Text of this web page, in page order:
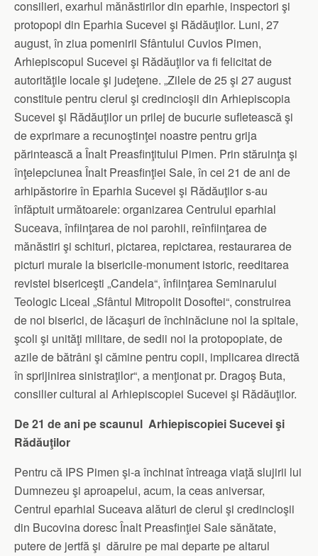
consilieri, exarhul mănăstirilor din eparhie, inspectori şi
protopopi din Eparhia Sucevei şi Rădăuţilor. Luni, 27
august, în ziua pomenirii Sfântului Cuvios Pimen,
Arhiepiscopul Sucevei şi Rădăuţilor va fi felicitat de
autorităţile locale şi judeţene. „Zilele de 25 şi 27 august
constituie pentru clerul şi credincioşii din Arhiepiscopia
Sucevei şi Rădăuţilor un prilej de bucurie sufletească şi
de exprimare a recunoştinţei noastre pentru grija
părintească a Înalt Preasfinţitului Pimen. Prin stăruinţa şi
înţelepciunea Înalt Preasfinţiei Sale, în cei 21 de ani de
arhipăstorire în Eparhia Sucevei şi Rădăuţilor s-au
înfăptuit următoarele: organizarea Centrului eparhial
Suceava, înfiinţarea de noi parohii, reînfiinţarea de
mănăstiri şi schituri, pictarea, repictarea, restaurarea de
picturi murale la bisericile-monument istoric, reeditarea
revistei bisericeşti „Candela“, înfiinţarea Seminarului
Teologic Liceal „Sfântul Mitropolit Dosoftei“, construirea
de noi biserici, de lăcaşuri de închinăciune noi la spitale,
şcoli şi unităţi militare, de sedii noi la protopopiate, de
azile de bătrâni şi cămine pentru copii, implicarea directă
în sprijinirea sinistraţilor“, a menţionat pr. Dragoş Buta,
consilier cultural al Arhiepiscopiei Sucevei şi Rădăuţilor.
De 21 de ani pe scaunul Arhiepiscopiei Sucevei şi
Rădăuţilor
Pentru că IPS Pimen şi-a închinat întreaga viaţă slujirii lui
Dumnezeu şi aproapelui, acum, la ceas aniversar,
Centrul eparhial Suceava alături de clerul şi credincioşii
din Bucovina doresc Înalt Preasfinţiei Sale sănătate,
putere de jertfă şi dăruire pe mai departe pe altarul